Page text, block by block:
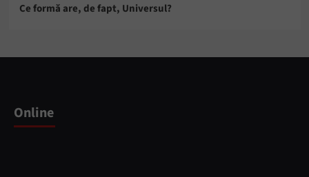
Ce formă are, de fapt, Universul?
Online